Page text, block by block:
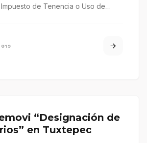
de Tenencia o Uso de…
“Designación de
en Tuxtepec